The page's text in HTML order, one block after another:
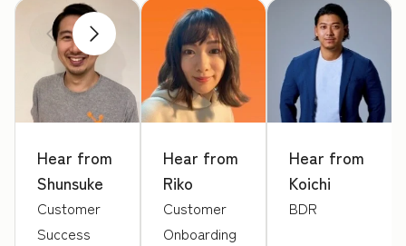
前へ 次へ
Hear from
Shunsuke
Customer
Success
Hear from
Riko
Customer
Onboarding
Hear from
Koichi
BDR